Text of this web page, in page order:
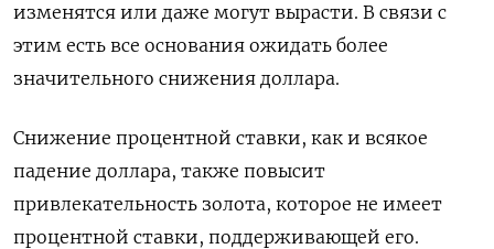
изменятся или даже могут вырасти. В связи с
этим есть все основания ожидать более
значительного снижения доллара.
Снижение процентной ставки, как и всякое
падение доллара, также повысит
привлекательность золота, которое не имеет
процентной ставки, поддерживающей его.